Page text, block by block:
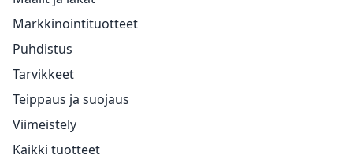
Markkinointituotteet
Puhdistus
Tarvikkeet
Teippaus ja suojaus
Viimeistely
Kaikki tuotteet